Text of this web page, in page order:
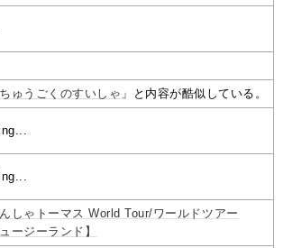
ちゅうごくのすいしゃ 」と内容が酷似している。
しゃトーマス World Tour/ワールドツアー
ュージーランド】